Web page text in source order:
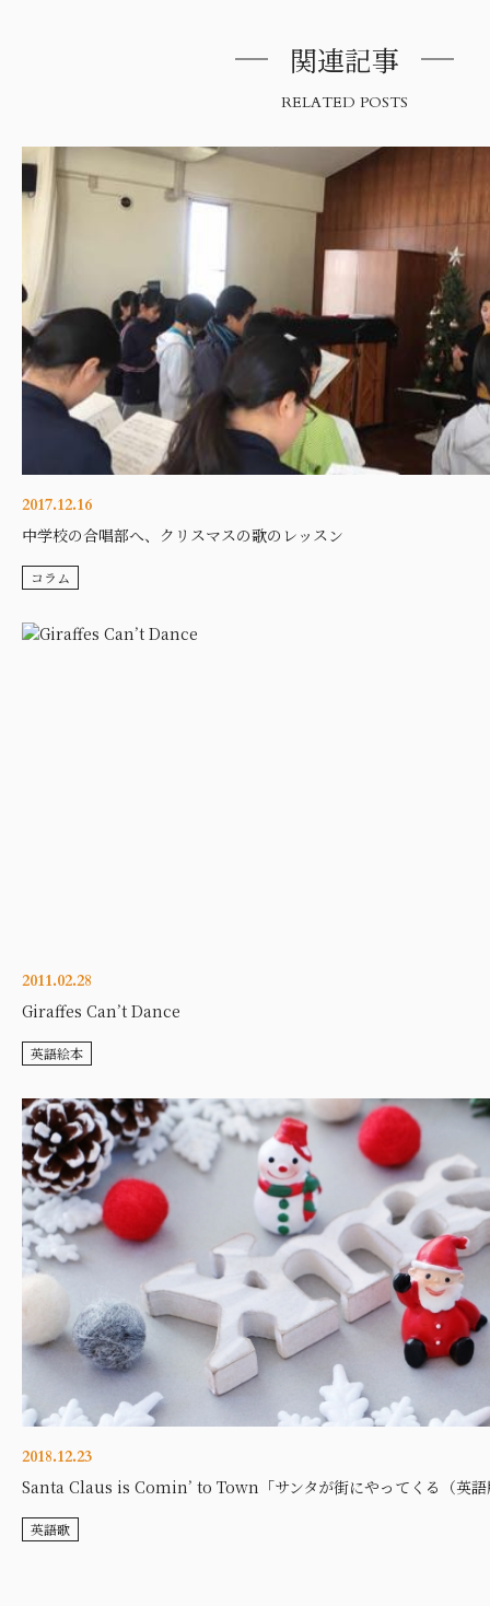
関連記事
RELATED POSTS
2017.12.16
中学校の合唱部へ、クリスマスの歌のレッスン
コラム
2011.02.28
Giraffes Can’t Dance
英語絵本
2018.12.23
Santa Claus is Comin’ to Town「サンタが街にやってくる（英語
英語歌